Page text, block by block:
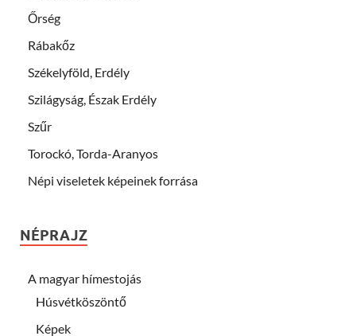
Őrség
Rábakőz
Székelyföld, Erdély
Szilágyság, Észak Erdély
Szűr
Torockó, Torda-Aranyos
Népi viseletek képeinek forrása
NÉPRAJZ
A magyar hímestojás
Húsvétköszöntő
Képek